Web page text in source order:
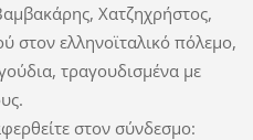
Χατζηχρήστος,
στον ελληνοϊταλικό πόλεμο,
τραγουδισμένα με
στον σύνδεσμο: